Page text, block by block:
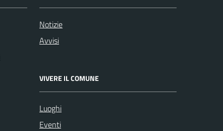
Notizie
Avvisi
VIVERE IL COMUNE
Luoghi
Eventi